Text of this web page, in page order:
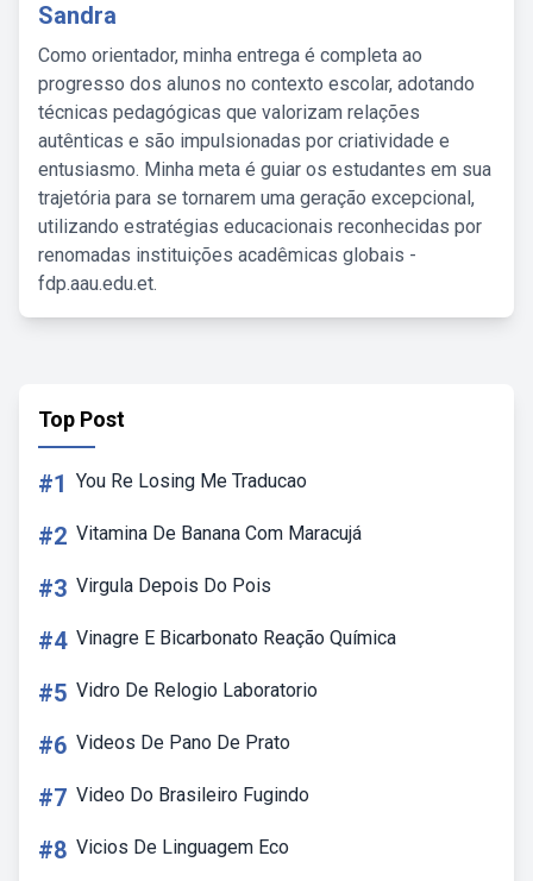
Sandra
Como orientador, minha entrega é completa ao
progresso dos alunos no contexto escolar, adotando
técnicas pedagógicas que valorizam relações
autênticas e são impulsionadas por criatividade e
entusiasmo. Minha meta é guiar os estudantes em sua
trajetória para se tornarem uma geração excepcional,
utilizando estratégias educacionais reconhecidas por
renomadas instituições acadêmicas globais -
fdp.aau.edu.et.
Top Post
#1 You Re Losing Me Traducao
#2 Vitamina De Banana Com Maracujá
#3 Virgula Depois Do Pois
#4 Vinagre E Bicarbonato Reação Química
#5 Vidro De Relogio Laboratorio
#6 Videos De Pano De Prato
#7 Video Do Brasileiro Fugindo
#8 Vicios De Linguagem Eco